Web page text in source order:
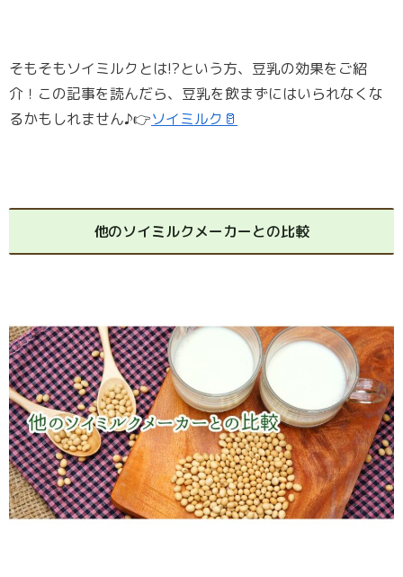
そもそもソイミルクとは!?という方、豆乳の効果をご紹
介！この記事を読んだら、豆乳を飲まずにはいられなくな
るかもしれません♪👉ソイミルク🥛
他のソイミルクメーカーとの比較